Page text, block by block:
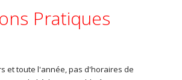
Pratiques
et toute l'année, pas d'horaires de